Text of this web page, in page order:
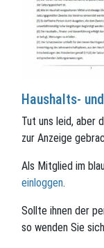
Haushalts-
Tut uns leid, aber
zur Anzeige
Als Mitglied im
einloggen.
Sollte ihnen der
so wenden Sie